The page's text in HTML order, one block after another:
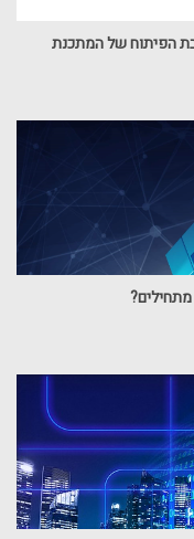
הפיתוח של המתכנת